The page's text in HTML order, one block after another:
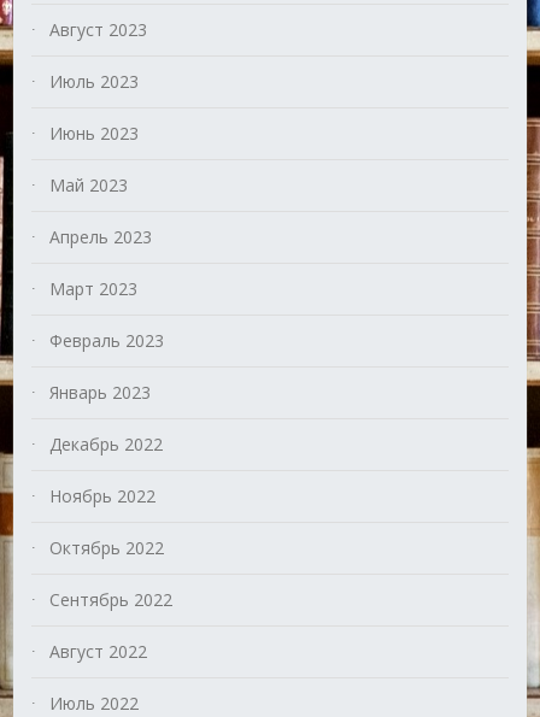
Август 2023
Июль 2023
Июнь 2023
Май 2023
Апрель 2023
Март 2023
Февраль 2023
Январь 2023
Декабрь 2022
Ноябрь 2022
Октябрь 2022
Сентябрь 2022
Август 2022
Июль 2022